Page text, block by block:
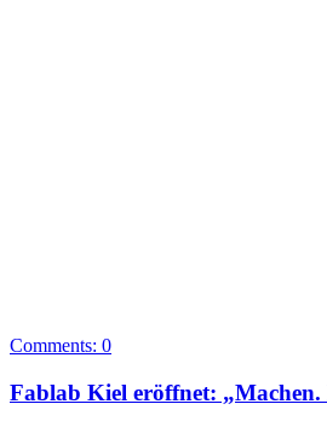
Comments: 0
Fablab Kiel eröffnet: